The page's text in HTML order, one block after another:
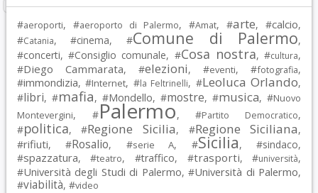
#aeroporti, #aeroporto di Palermo, #Amat, #arte, #calcio,
#Catania, #cinema, #Comune di Palermo,
#concerti, #Consiglio comunale, #Cosa nostra, #cultura,
#Diego Cammarata, #elezioni, #eventi, #fotografia,
#immondizia, #Internet, #la Feltrinelli, #Leoluca Orlando,
#libri, #mafia, #Mondello, #mostre, #musica, #Nuovo
Montevergini, #Palermo, #Partito Democratico,
#politica, #Regione Sicilia, #Regione Siciliana,
#rifiuti, #Rosalio, #serie A, #Sicilia, #sindaco,
#spazzatura, #teatro, #traffico, #trasporti, #università,
#Università degli Studi di Palermo, #Università di Palermo,
#viabilità, #video